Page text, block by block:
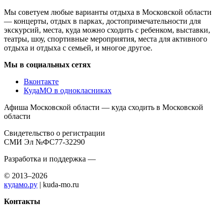
Мы советуем любые варианты отдыха в Московской области
— концерты, отдых в парках, достопримечательности для
экскурсий, места, куда можно сходить с ребенком, выставки,
театры, шоу, спортивные мероприятия, места для активного
отдыха и отдыха с семьей, и многое другое.
Мы в социальных сетях
Вконтакте
КудаМО в однокласниках
Афиша Московской области — куда сходить в Московской
области
Свидетельство о регистрации
СМИ Эл №ФС77-32290
Разработка и поддержка —
© 2013–2026
кудамо.ру | kuda-mo.ru
Контакты